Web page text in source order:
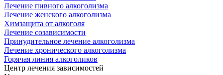
Лечение пивного алкоголизма
Лечение женского алкоголизма
Химзащита от алкоголя
Лечение созависимости
Принудительное лечение алкоголизма
Лечение хронического алкоголизма
Горячая линия алкоголиков
Центр лечения зависимостей